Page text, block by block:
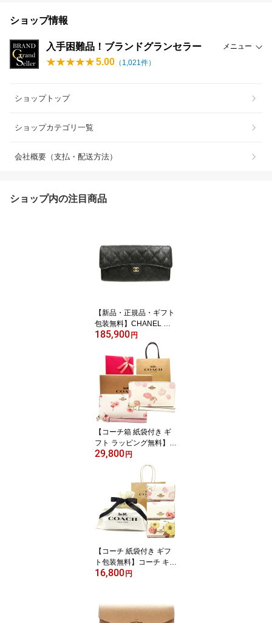
ショップ情報
入手困難品！ブランドグランセラー メニュー
5.00 （ 1,021件）
ショップトップ
ショップカテゴリ一覧
会社概要（支払・配送方法）
ショップ内の注目商品
【新品・正規品・ギフト
包装無料】CHANEL シ
ャネル 財布 マトラッセ
キャビアスキン AP0241
二つ折り長財布 ブラック
【新作・新品・正規品】
シャネル財布 CHANEL
財布【シャネル サイフ】
【ブランド】【楽ギフ_
包装】【02P01Oct16】
185,900 円
【コーチ箱 紙袋付き ギ
フト ラッピング無料】コ
ーチ 財布 COACH 長財
布 フローラルプリント
花柄 アコーディオン長財
布 CR-625 C4455 IMCA
H COACH【新作 新品 限
定モデル】【COACH コ
ーチ】【サイフ さいふ】
【楽ギフ_包装】【コン
す楽】
29,800 円
【コーチ 紙袋付き ギフ
ト包装無料】コーチ キー
ケース フローラルプリン
79 ICI799 IMCAH 【COA
CH コーチ 】【ブランド
16,800 円